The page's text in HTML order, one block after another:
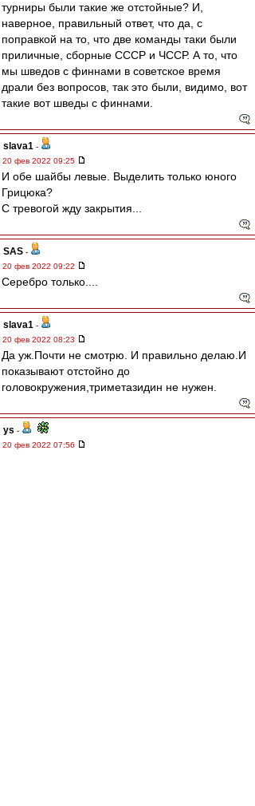
турниры были такие же отстойные? И,
наверное, правильный ответ, что да, с
поправкой на то, что две команды таки были
приличные, сборные СССР и ЧССР. А то, что
мы шведов с финнами в советское время
драли без вопросов, так это были, видимо, вот
такие вот шведы с финнами.
slava1 -
20 фев 2022 09:25
И обе шайбы левые. Выделить только юного
Грицюка?
C тревогой жду закрытия...
SAS -
20 фев 2022 09:22
Серебро только....
slava1 -
20 фев 2022 08:23
Да уж.Почти не смотрю. И правильно делаю.И
показывают отстойно до
головокружения,триметазидин не нужен.
ys -
20 фев 2022 07:56